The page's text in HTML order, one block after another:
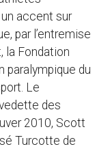
accent sur
par l’entremise
la Fondation
paralympique du
Le
des
2010, Scott
Turcotte de